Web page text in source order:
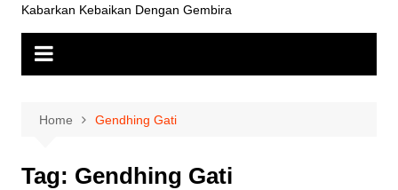
Kabarkan Kebaikan Dengan Gembira
Home Gendhing Gati
Tag: Gendhing Gati